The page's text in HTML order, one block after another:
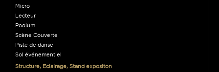
Micro
Lecteur
Podium
Scène Couverte
Piste de danse
Sol événementiel
Structure, Eclairage, Stand expositon